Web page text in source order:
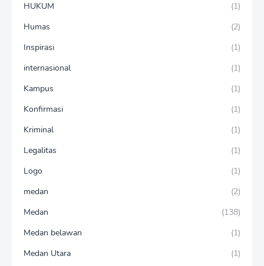
HUKUM
(1)
Humas
(2)
Inspirasi
(1)
internasional
(1)
Kampus
(1)
Konfirmasi
(1)
Kriminal
(1)
Legalitas
(1)
Logo
(1)
medan
(2)
Medan
(138)
Medan belawan
(1)
Medan Utara
(1)